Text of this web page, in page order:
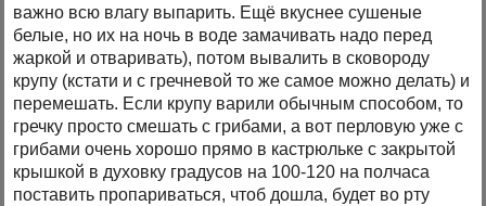
важно всю влагу выпарить. Ещё вкуснее сушеные
белые, но их на ночь в воде замачивать надо перед
жаркой и отваривать), потом вывалить в сковороду
крупу (кстати и с гречневой то же самое можно делать) и
перемешать. Если крупу варили обычным способом, то
гречку просто смешать с грибами, а вот перловую уже с
грибами очень хорошо прямо в кастрюльке с закрытой
крышкой в духовку градусов на 100-120 на полчаса
поставить пропариваться, чтоб дошла, будет во рту